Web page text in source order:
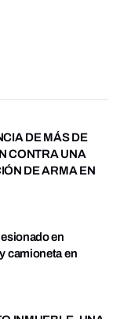
DE MÁS DE
CONTRA UNA
DE ARMA EN
en
camioneta en